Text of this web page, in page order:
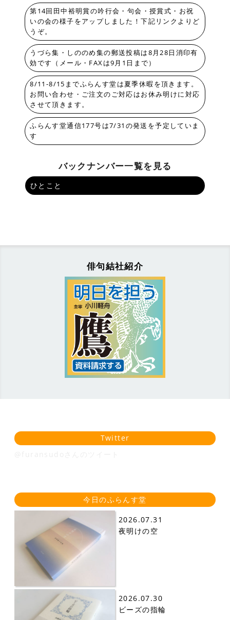
第14回田中裕明賞の吟行会・句会・授賞式・お祝
いの会の様子をアップしました！下記リンクよりど
うぞ。
うづら集・しののめ集の郵送投稿は8月28日消印有
効です（メール・FAXは9月1日まで）
8/11-8/15までふらんす堂は夏季休暇を頂きます。
お問い合わせ・ご注文のご対応はお休み明けに対応
させて頂きます。
ふらんす堂通信177号は7/31の発送を予定していま
す
バックナンバー一覧を見る
ひとこと
俳句結社紹介
Twitter
今日のふらんす堂
2026.07.31
夜明けの空
2026.07.30
ビーズの指輪